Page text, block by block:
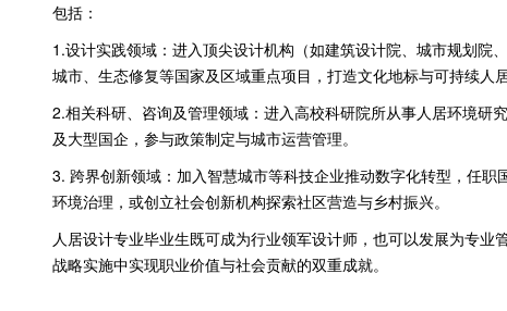
包括：
1.设计实践领域：进入顶尖设计机构（如建筑设计院、城市规划院
城市、生态修复等国家及区域重点项目，打造文化地标与可持续人居
2.相关科研、咨询及管理领域：进入高校科研院所从事人居环境研
及大型国企，参与政策制定与城市运营管理。
3. 跨界创新领域：加入智慧城市等科技企业推动数字化转型，任
环境治理，或创立社会创新机构探索社区营造与乡村振兴。
人居设计专业毕业生既可成为行业领军设计师，也可以发展为专业
战略实施中实现职业价值与社会贡献的双重成就。